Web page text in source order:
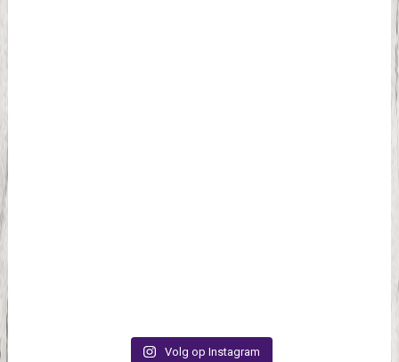
Volg op Instagram